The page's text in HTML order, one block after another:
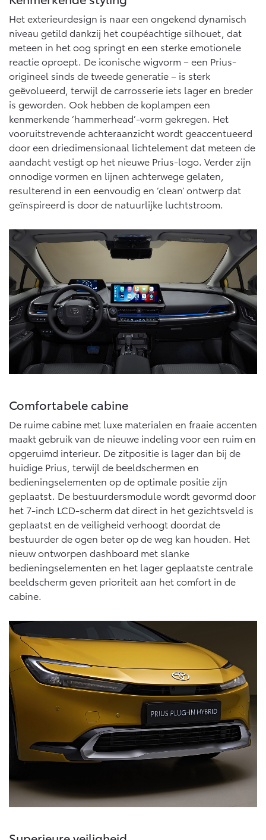
Het exterieurdesign is naar een ongekend dynamisch
niveau getild dankzij het coupéachtige silhouet, dat
meteen in het oog springt en een sterke emotionele
reactie oproept. De iconische wigvorm – een Prius-
origineel sinds de tweede generatie – is sterk
geëvolueerd, terwijl de carrosserie iets lager en breder
is geworden. Ook hebben de koplampen een
kenmerkende ‘hammerhead’-vorm gekregen. Het
vooruitstrevende achteraanzicht wordt geaccentueerd
door een driedimensionaal lichtelement dat meteen de
aandacht vestigt op het nieuwe Prius-logo. Verder zijn
onnodige vormen en lijnen achterwege gelaten,
resulterend in een eenvoudig en ‘clean’ ontwerp dat
geïnspireerd is door de natuurlijke luchtstroom.
Comfortabele cabine
De ruime cabine met luxe materialen en fraaie accenten
maakt gebruik van de nieuwe indeling voor een ruim en
opgeruimd interieur. De zitpositie is lager dan bij de
huidige Prius, terwijl de beeldschermen en
bedieningselementen op de optimale positie zijn
geplaatst. De bestuurdersmodule wordt gevormd door
het 7-inch LCD-scherm dat direct in het gezichtsveld is
geplaatst en de veiligheid verhoogt doordat de
bestuurder de ogen beter op de weg kan houden. Het
nieuw ontworpen dashboard met slanke
bedieningselementen en het lager geplaatste centrale
beeldscherm geven prioriteit aan het comfort in de
cabine.